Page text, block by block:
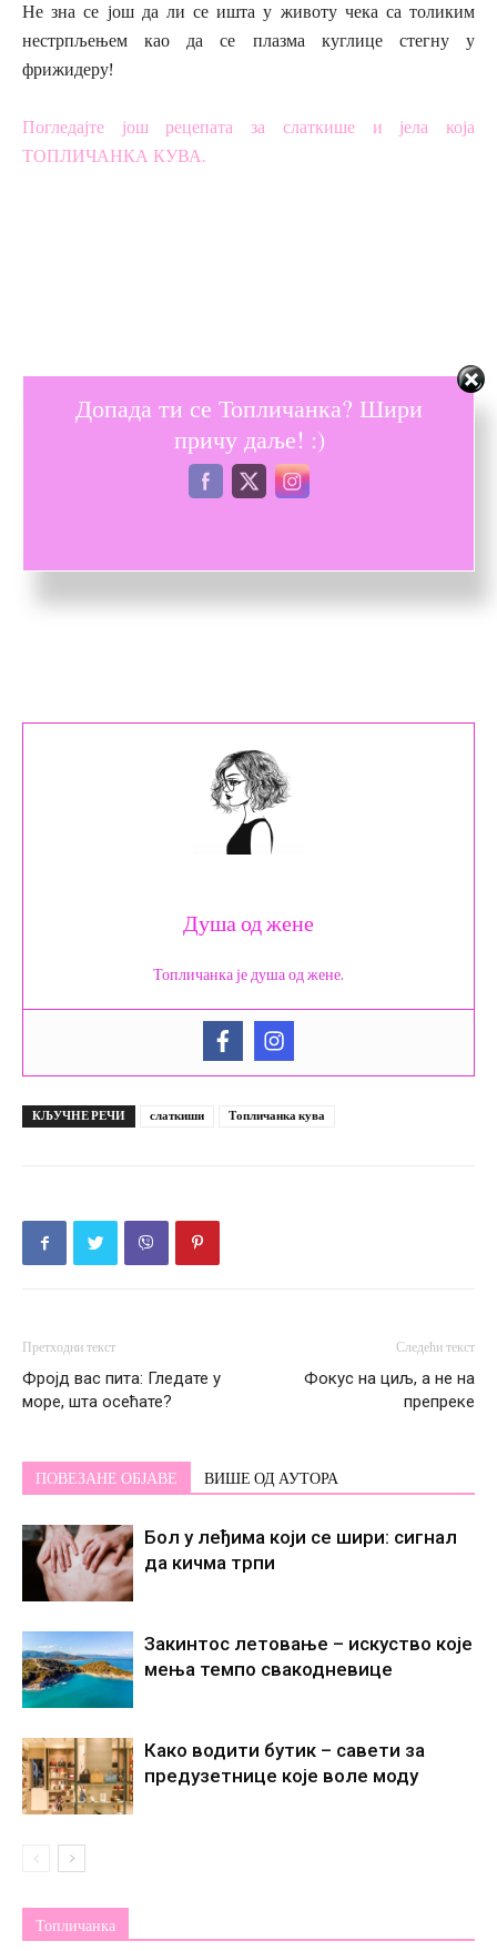
Не зна се још да ли се ишта у животу чека са толиким
нестрпљењем као да се плазма куглице стегну у
фрижидеру!
Погледајте још рецепата за слаткише и јела која
ТОПЛИЧАНКА КУВА.
Душа од жене
Топличанка је душа од жене.
КЉУЧНЕ РЕЧИ слаткиши Топличанка кува
Претходни текст
Фројд вас пита: Гледате у
море, шта осећате?
Следећи текст
Фокус на циљ, а не на
препреке
ПОВЕЗАНЕ ОБЈАВЕ ВИШЕ ОД АУТОРА
Бол у леђима који се шири: сигнал
да кичма трпи
Закинтос летовање – искуство које
мења темпо свакодневице
Како водити бутик – савети за
предузетнице које воле моду
Топличанка
Допада ти се Топличанка? Шири
причу даље! :)